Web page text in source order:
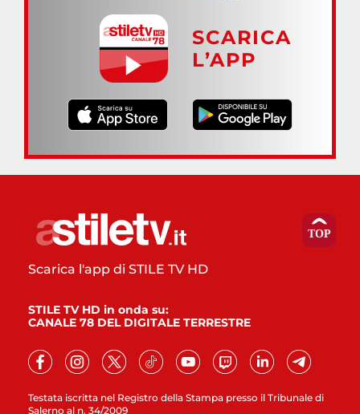
SCARICA
L’APP
Testata iscritta nel Registro della Stampa presso il Tribunale di
Salerno al n. 34/2009
Scarica l'app di STILE TV HD
STILE TV HD in onda su:
CANALE 78 DEL DIGITALE TERRESTRE